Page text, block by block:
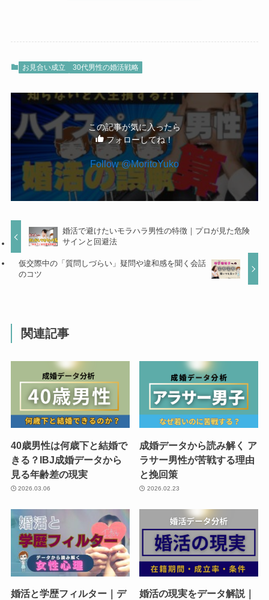
お見合い成立 30代男性の婚活戦略
この記事が気に入ったら
フォローしてね！
Follow @MoritoYuko
婚活で避けたいモラハラ男性の特徴｜プロが見た危険
サインと回避法
仮交際中の「質問しづらい」疑問や違和感を聞く会話
のコツ
関連記事
40歳男性は何歳下と結婚で
きる？IBJ成婚データから
見る年齢差の現実
2026.03.06
成婚データから読み解く ア
ラサー男性が苦戦する理由
と挽回策
2026.02.23
婚活と学歴フィルター｜デ 婚活の現実をデータ解説｜